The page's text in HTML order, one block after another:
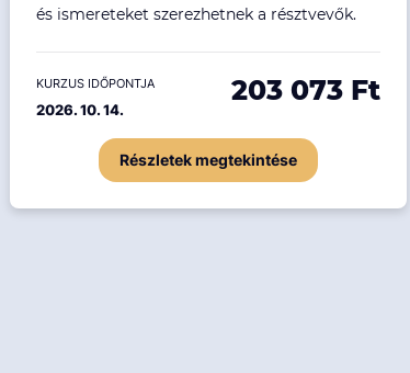
és ismereteket szerezhetnek a résztvevők.
KURZUS IDŐPONTJA
2026. 10. 14.
203 073 Ft
Részletek megtekintése